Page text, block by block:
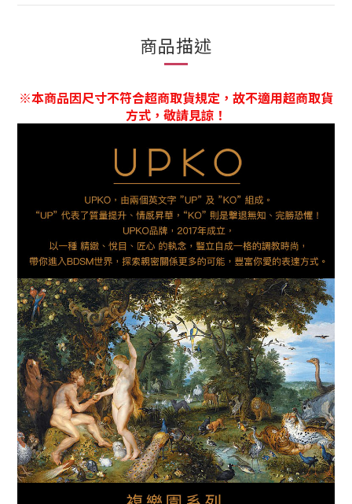
商品描述
※本商品因尺寸不符合超商取貨規定，故不適用超商取貨
方式，敬請見諒！